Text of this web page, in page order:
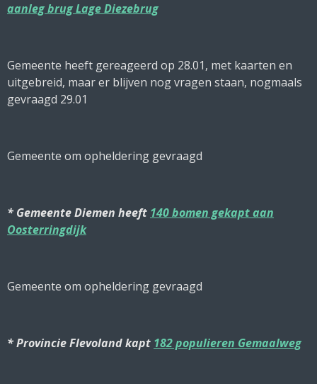
aanleg brug Lage Diezebrug
Gemeente heeft gereageerd op 28.01, met kaarten en
uitgebreid, maar er blijven nog vragen staan, nogmaals
gevraagd 29.01
Gemeente om opheldering gevraagd
* Gemeente Diemen heeft 140 bomen gekapt aan
Oosterringdijk
Gemeente om opheldering gevraagd
* Provincie Flevoland kapt 182 populieren Gemaalweg